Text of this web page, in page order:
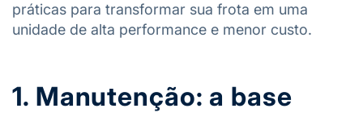
práticas para transformar sua frota em uma
unidade de alta performance e menor custo.
1. Manutenção: a base